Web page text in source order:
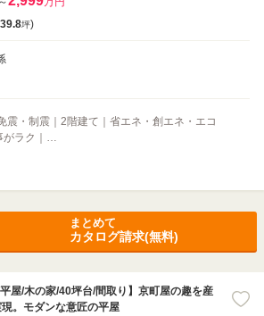
39.8坪)
震・制震｜2階建て｜省エネ・創エネ・エコ
がラク｜…
まとめて
カタログ請求(無料)
屋/木の家/40坪台/間取り】京町屋の趣を産
。モダンな意匠の平屋